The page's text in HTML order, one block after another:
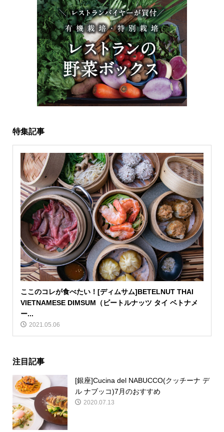
特集記事
ここのコレが食べたい！[ディムサム]BETELNUT THAI
VIETNAMESE DIMSUM（ビートルナッツ タイ ベトナメ
ー...
2021.05.06
注目記事
[銀座]Cucina del NABUCCO(クッチーナ デ
ル ナブッコ)7月のおすすめ
2020.07.13